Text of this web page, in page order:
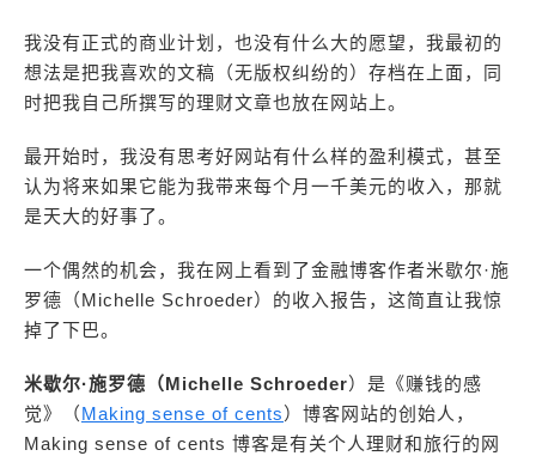
我没有正式的商业计划，也没有什么大的愿望，我最初的
想法是把我喜欢的文稿（无版权纠纷的）存档在上面，同
时把我自己所撰写的理财文章也放在网站上。
最开始时，我没有思考好网站有什么样的盈利模式，甚至
认为将来如果它能为我带来每个月一千美元的收入，那就
是天大的好事了。
一个偶然的机会，我在网上看到了金融博客作者米歇尔·施
罗德（Michelle Schroeder）的收入报告，这简直让我惊
掉了下巴。
米歇尔·施罗德（Michelle Schroeder）是《赚钱的感
觉》（Making sense of cents）博客网站的创始人，
Making sense of cents 博客是有关个人理财和旅行的网